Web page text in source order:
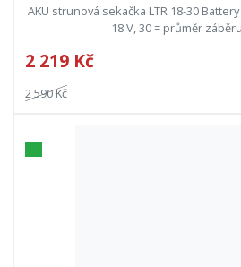
AKU strunová sekačka LTR 18-30
18 V, 30 = průměr
2 219 Kč
2 590 Kč